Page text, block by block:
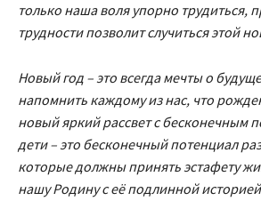
только наша воля упорно трудиться,
трудности позволит случиться этой
Новый год – это всегда мечты о
напомнить каждому из нас, что
новый яркий рассвет с бесконечным
дети – это бесконечный потенциал
которые должны принять эстафету
нашу Родину с её подлинной